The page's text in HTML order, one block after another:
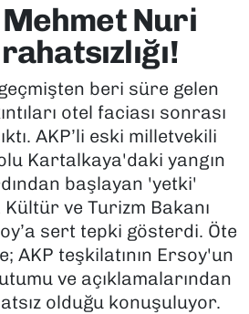
Nuri
beri süre gelen
otel faciası sonrası
AKP’li eski milletvekili
Kartalkaya'daki yangın
başlayan 'yetki'
Kültür ve Turizm Bakanı
sert tepki gösterdi. Öte
AKP teşkilatının Ersoy'un
ve açıklamalarından
olduğu konuşuluyor.